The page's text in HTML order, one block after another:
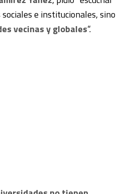
e institucionales, sino
vecinas y globales“.